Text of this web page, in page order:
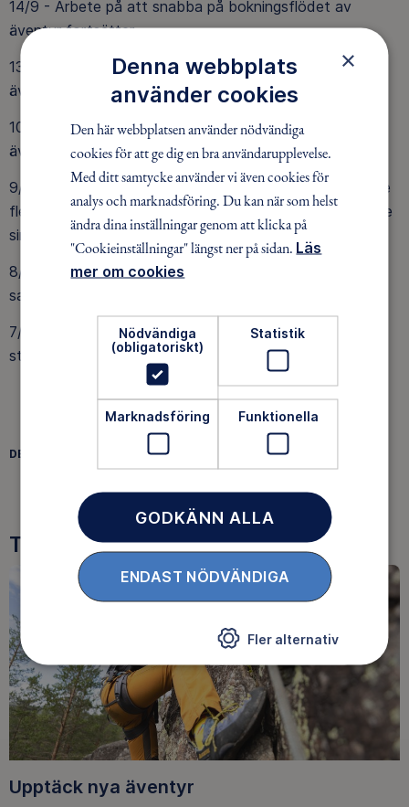
14/9 - Arbete på att snabba på bokningsflödet av
äventyr fortsätter.
13/9 - Arbete på att snabba på bokningsflödet av
äventyr fortsätter.
10/9 - Arbete på att snabba på bokningsflödet av
äventyr.
9/9 - Förbättringar har lanserats som har snabbat på de
flesta funktioner och flöden. Det går nu snabbare att se
sina äventyr, ta ner deltagarlista och boka ett äventyr.
8/9 - Parallella lösningsförslag diskuteras med våra
samarbetspartners
7/9 - Fler experter har kallats in hos Microsoft för att
stödja arbetet
DELA
FACEBOOKTWITTERLINKEDIN
Tre goda skäl att bli medlem
Upptäck nya äventyr
×
Denna webbplats
använder cookies
Den här webbplatsen använder nödvändiga
cookies för att ge dig en bra användarupplevelse.
Med ditt samtycke använder vi även cookies för
analys och marknadsföring. Du kan när som helst
ändra dina inställningar genom att klicka på
"Cookieinställningar" längst ner på sidan. Läs
mer om cookies
Nödvändiga
(obligatoriskt)
Statistik
Marknadsföring Funktionella
GODKÄNN ALLA
ENDAST NÖDVÄNDIGA
Fler alternativ